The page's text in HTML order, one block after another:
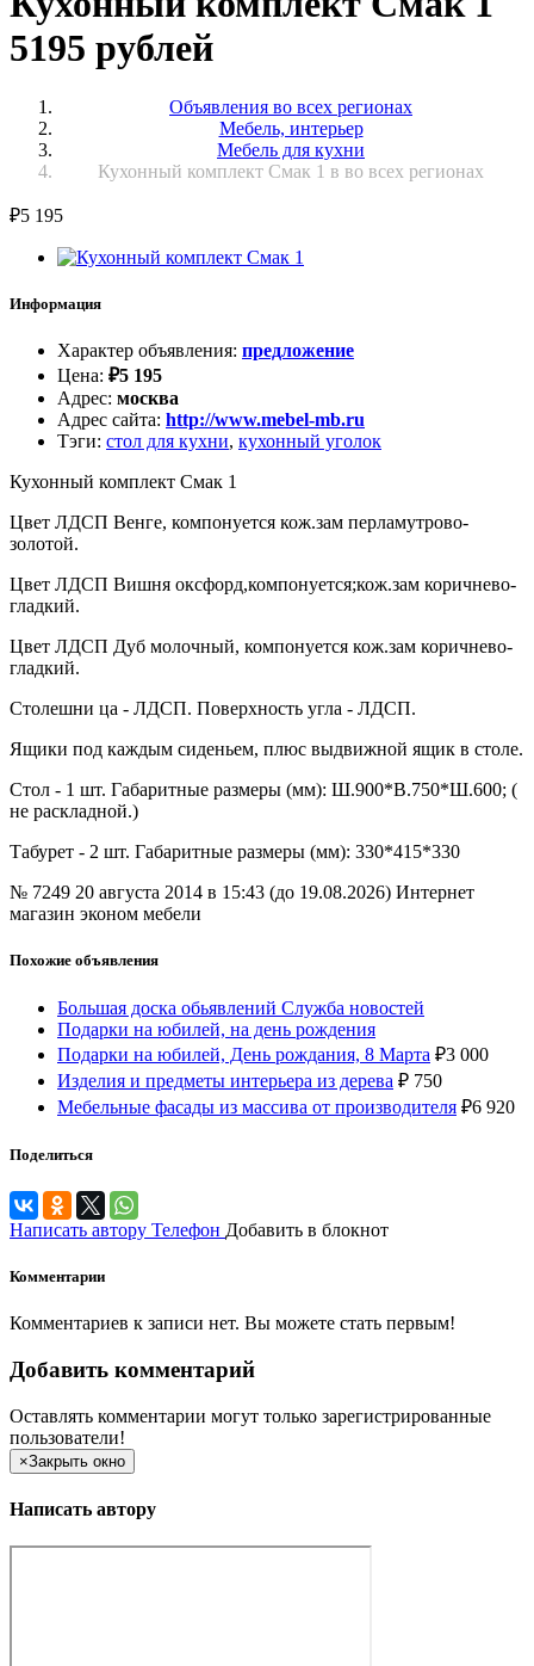
5195 рублей
Объявления во всех регионах
Мебель, интерьер
Мебель для кухни
Кухонный комплект Смак 1 в во всех регионах
₽5 195
Информация
Характер объявления: предложение
Цена: ₽5 195
Адрес: москва
Адрес сайта: http://www.mebel-mb.ru
Тэги: стол для кухни, кухонный уголок
Кухонный комплект Смак 1
Цвет ЛДСП Венге, компонуется кож.зам перламутрово-
золотой.
Цвет ЛДСП Вишня оксфорд,компонуется;кож.зам коричнево-
гладкий.
Цвет ЛДСП Дуб молочный, компонуется кож.зам коричнево-
гладкий.
Столешни ца - ЛДСП. Поверхность угла - ЛДСП.
Ящики под каждым сиденьем, плюс выдвижной ящик в столе.
Стол - 1 шт. Габаритные размеры (мм): Ш.900*В.750*Ш.600; (
не раскладной.)
Табурет - 2 шт. Габаритные размеры (мм): 330*415*330
№ 7249 20 августа 2014 в 15:43 (до 19.08.2026) Интернет
магазин эконом мебели
Похожие объявления
Большая доска обьявлений Служба новостей
Подарки на юбилей, на день рождения
Подарки на юбилей, День рождания, 8 Марта ₽3 000
Изделия и предметы интерьера из дерева ₽ 750
Мебельные фасады из массива от производителя ₽6 920
Поделиться
Написать автору Телефон Добавить в блокнот
Комментарии
Комментариев к записи нет. Вы можете стать первым!
Добавить комментарий
Оставлять комментарии могут только зарегистрированные
пользователи!
×Закрыть окно
Написать автору